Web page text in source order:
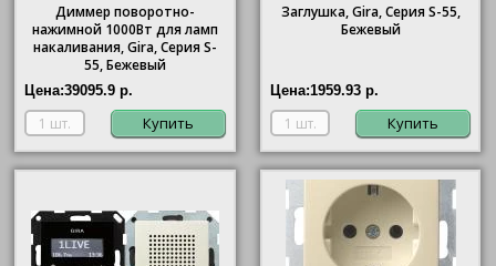
Диммер поворотно-
нажимной 1000Вт для ламп
накаливания,Gira, Серия S-
55, Бежевый
Цена:39095.9 р.
Купить
Заглушка,Gira, Серия S-55,
Бежевый
Цена:1959.93 р.
Купить